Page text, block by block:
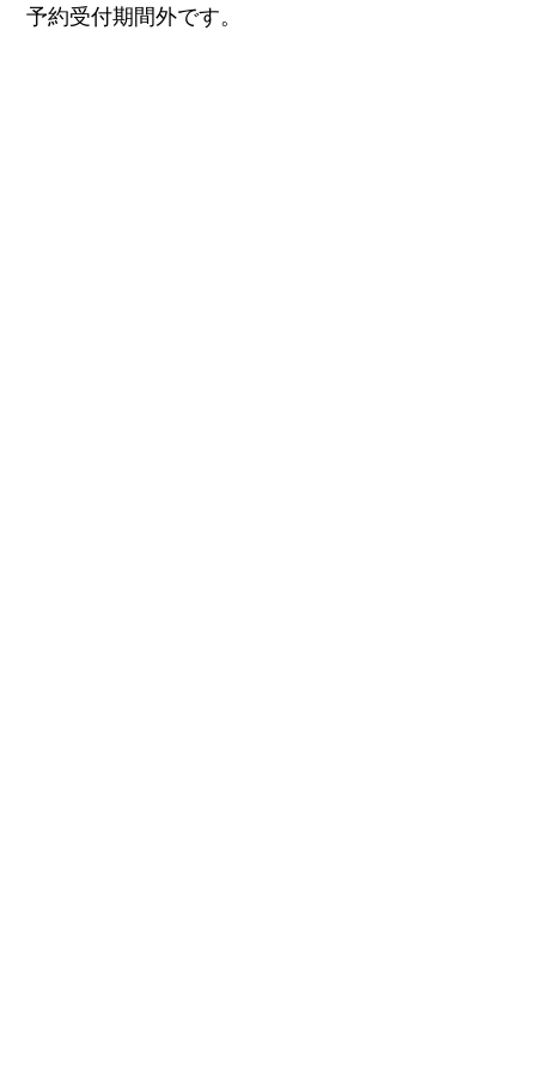
予約受付期間外です。